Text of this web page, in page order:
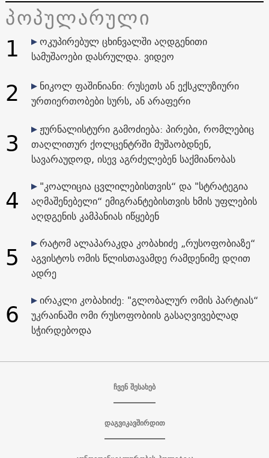
პოპულარული
1
ოკუპირებულ ცხინვალში აღდგენითი
სამუშაოები დასრულდა. ვიდეო
2
ნიკოლ ფაშინიანი: რუსეთს ან ექსკლუზიური
ურთიერთობები სურს, ან არაფერი
3
ჟურნალისტური გამოძიება: პირები, რომლებიც
თაღლითურ ქოლცენტრში მუშაობდნენ,
სავარაუდოდ, ისევ აგრძელებენ საქმიანობას
4
"კოალიცია ცვლილებისთვის“ და "სტრატეგია
აღმაშენებელი“ ემიგრანტებისთვის ხმის უფლების
აღდგენის კამპანიას იწყებენ
5
რატომ ალაპარაკდა კობახიძე „რუსოფობიაზე“
აგვისტოს ომის წლისთავამდე რამდენიმე დღით
ადრე
6
ირაკლი კობახიძე: "გლობალურ ომის პარტიას“
უკრაინაში ომი რუსოფობიის გასაღვივებლად
სჭირდებოდა
ჩვენ შესახებ
დაგვიკავშირდით